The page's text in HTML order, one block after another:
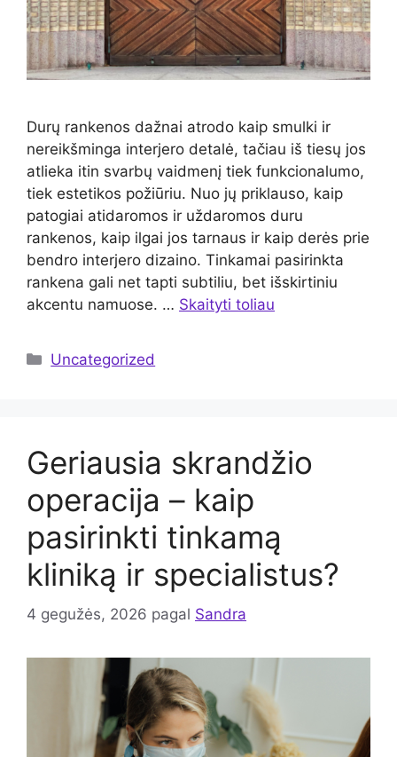
Durų rankenos dažnai atrodo kaip smulki ir
nereikšminga interjero detalė, tačiau iš tiesų jos
atlieka itin svarbų vaidmenį tiek funkcionalumo,
tiek estetikos požiūriu. Nuo jų priklauso, kaip
patogiai atidaromos ir uždaromos duru
rankenos, kaip ilgai jos tarnaus ir kaip derės prie
bendro interjero dizaino. Tinkamai pasirinkta
rankena gali net tapti subtiliu, bet išskirtiniu
akcentu namuose. … Skaityti toliau
Kategorijos
Uncategorized
Geriausia skrandžio
operacija – kaip
pasirinkti tinkamą
kliniką ir specialistus?
4 gegužės, 2026 pagal Sandra